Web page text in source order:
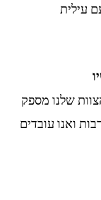
עילית
שלנו מספק
ואנו עובדים